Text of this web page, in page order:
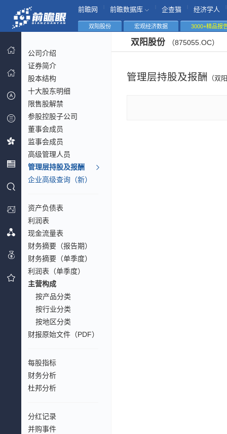
前瞻网 前瞻数据库 企查猫 经济学人
双阳股份 宏观经济数据 3000+精品报
公司介绍
证券简介
股本结构
十大股东明细
限售股解禁
参股控股子公司
董事会成员
监事会成员
高级管理人员
管理层持股及报酬
企业高级查询（新）
资产负债表
利润表
现金流量表
财务摘要（报告期）
财务摘要（单季度）
利润表（单季度）
主营构成
按产品分类
按行业分类
按地区分类
财报原始文件（PDF）
每股指标
财务分析
杜邦分析
分红记录
并购事件
双阳股份 （875055.OC）
管理层持股及报酬 （双